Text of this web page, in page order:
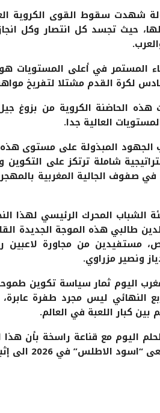
شهدت سقوط القوى الكروية
حيث تجسد كل انتصار وكل
المستمر في أعلى المستويات
لكرة القدم مشتلا لتفريخ
الحاضنة الكروية من بزوغ جيل
العالية جدا.
الجهود المبذولة على مستوى هذه
شاملة ترتكز على
في صفوف الجالية المغربية
الشباب المحرك الرئيسي لهذا
طالبي هذه الموجة الجديدة
مستفيدين من مجاورة لاعبين
ونصير مزراوي.
اليوم ثمار سياسة تكوين
النهائي ليس مجرد طفرة
كبار اللعبة في العالم.
اليوم مع قناعة راسخة بأن